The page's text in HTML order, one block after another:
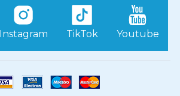
Instagram TikTok Youtube